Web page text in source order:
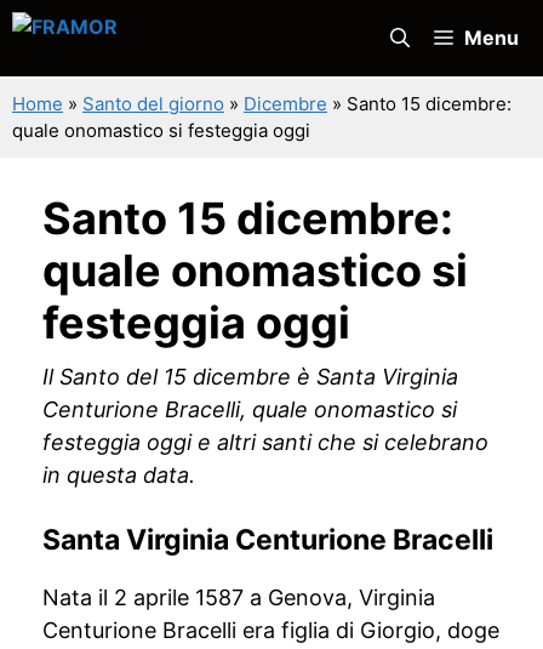
Vai
contenuto
Menu
Home » Santo del giorno » Dicembre » Santo 15 dicembre:
quale onomastico si festeggia oggi
Santo 15 dicembre:
quale onomastico si
festeggia oggi
Il Santo del 15 dicembre è Santa Virginia
Centurione Bracelli, quale onomastico si
festeggia oggi e altri santi che si celebrano
in questa data.
Santa Virginia Centurione Bracelli
Nata il 2 aprile 1587 a Genova, Virginia
Centurione Bracelli era figlia di Giorgio, doge